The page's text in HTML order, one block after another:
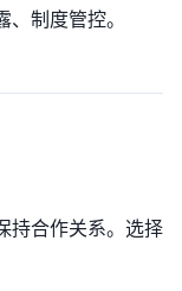
制度管控。
持合作关系。选择